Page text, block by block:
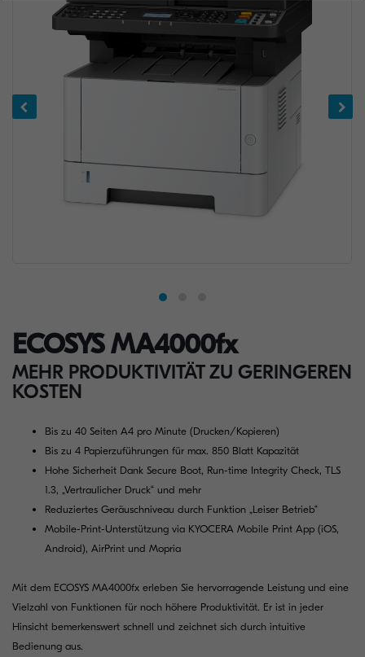
ECOSYS MA4000fx
MEHR PRODUKTIVITÄT ZU GERINGEREN
KOSTEN
Bis zu 40 Seiten A4 pro Minute (Drucken/Kopieren)
Bis zu 4 Papierzuführungen für max. 850 Blatt Kapazität
Hohe Sicherheit Dank Secure Boot, Run-time Integrity Check, TLS
1.3, „Vertraulicher Druck“ und mehr
Reduziertes Geräuschniveau durch Funktion „Leiser Betrieb“
Mobile-Print-Unterstützung via KYOCERA Mobile Print App (iOS,
Android), AirPrint und Mopria
Mit dem ECOSYS MA4000fx erleben Sie hervorragende Leistung und eine
Vielzahl von Funktionen für noch höhere Produktivität. Er ist in jeder
Hinsicht bemerkenswert schnell und zeichnet sich durch intuitive
Bedienung aus.